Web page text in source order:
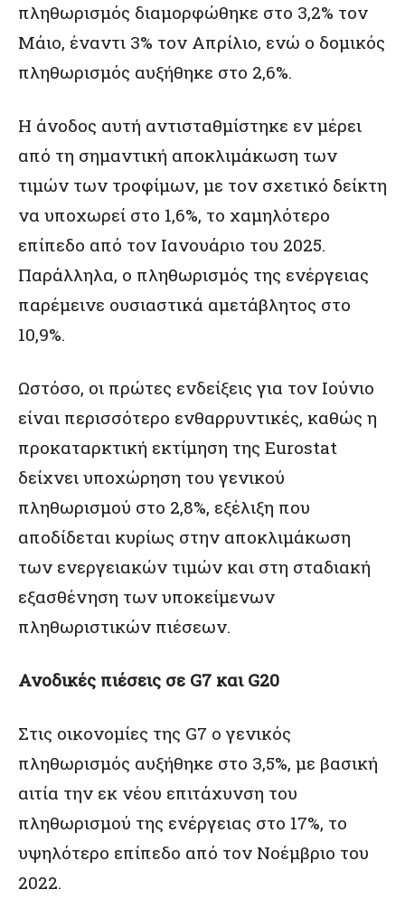
πληθωρισμός διαμορφώθηκε στο 3,2% τον
Μάιο, έναντι 3% τον Απρίλιο, ενώ ο δομικός
πληθωρισμός αυξήθηκε στο 2,6%.
Η άνοδος αυτή αντισταθμίστηκε εν μέρει
από τη σημαντική αποκλιμάκωση των
τιμών των τροφίμων, με τον σχετικό δείκτη
να υποχωρεί στο 1,6%, το χαμηλότερο
επίπεδο από τον Ιανουάριο του 2025.
Παράλληλα, ο πληθωρισμός της ενέργειας
παρέμεινε ουσιαστικά αμετάβλητος στο
10,9%.
Ωστόσο, οι πρώτες ενδείξεις για τον Ιούνιο
είναι περισσότερο ενθαρρυντικές, καθώς η
προκαταρκτική εκτίμηση της Eurostat
δείχνει υποχώρηση του γενικού
πληθωρισμού στο 2,8%, εξέλιξη που
αποδίδεται κυρίως στην αποκλιμάκωση
των ενεργειακών τιμών και στη σταδιακή
εξασθένηση των υποκείμενων
πληθωριστικών πιέσεων.
Ανοδικές πιέσεις σε G7 και G20
Στις οικονομίες της G7 ο γενικός
πληθωρισμός αυξήθηκε στο 3,5%, με βασική
αιτία την εκ νέου επιτάχυνση του
πληθωρισμού της ενέργειας στο 17%, το
υψηλότερο επίπεδο από τον Νοέμβριο του
2022.